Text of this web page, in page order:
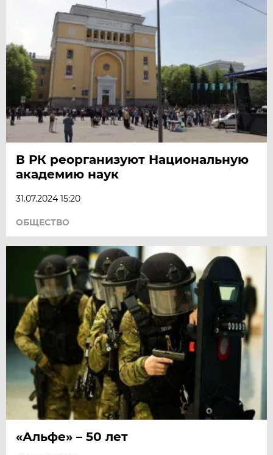
В РК реорганизуют Национальную
академию наук
31.07.2024 15:20
ОБЩЕСТВО
«Альфе» – 50 лет